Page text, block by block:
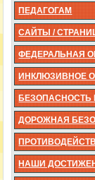
ПЕДАГОГАМ
САЙТЫ /
ФЕДЕРАЛЬНАЯ
ИНКЛЮЗИВНОЕ
БЕЗОПАСНОСТЬ
ДОРОЖНАЯ
НАШИ